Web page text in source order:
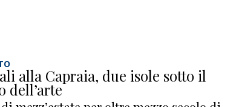
alla Capraia, due isole sotto il
dell’arte